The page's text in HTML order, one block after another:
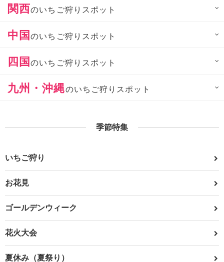
関西のいちご狩りスポット
中国のいちご狩りスポット
四国のいちご狩りスポット
九州・沖縄のいちご狩りスポット
季節特集
いちご狩り
お花見
ゴールデンウィーク
花火大会
夏休み（夏祭り）